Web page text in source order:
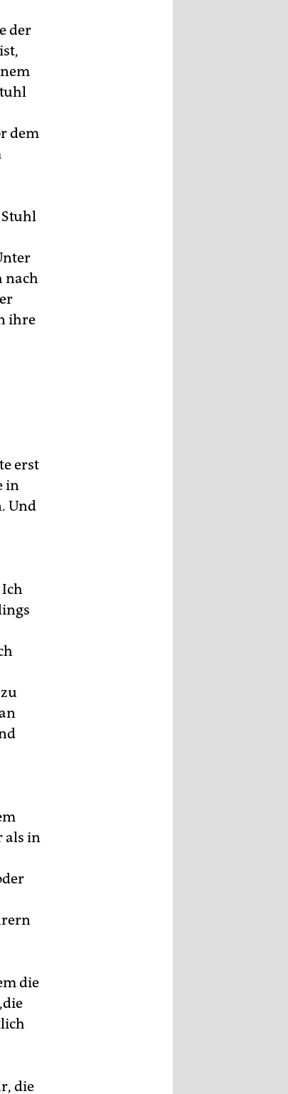
der
dem
nach
ihre
erst
in
Und
als in
die
die